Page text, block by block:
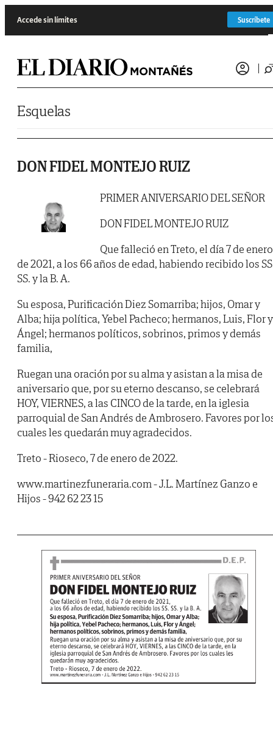
Accede sin límites Suscríbete
Esquelas
DON FIDEL MONTEJO RUIZ
PRIMER ANIVERSARIO DEL SEÑOR
DON FIDEL MONTEJO RUIZ
Que falleció en Treto, el día 7 de enero
de 2021, a los 66 años de edad, habiendo recibido los
SS. y la B. A.
Su esposa, Purificación Diez Somarriba; hijos, Omar y
Alba; hija política, Yebel Pacheco; hermanos, Luis, Flor y
Ángel; hermanos políticos, sobrinos, primos y demás
familia,
Ruegan una oración por su alma y asistan a la misa de
aniversario que, por su eterno descanso, se celebrará
HOY, VIERNES, a las CINCO de la tarde, en la iglesia
parroquial de San Andrés de Ambrosero. Favores por
cuales les quedarán muy agradecidos.
Treto - Rioseco, 7 de enero de 2022.
www.martinezfuneraria.com - J.L. Martínez Ganzo e
Hijos - 942 62 23 15